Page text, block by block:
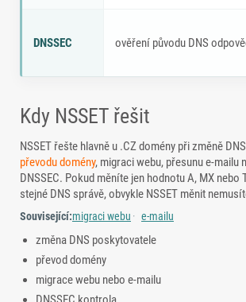
DNSSEC ověření původu DNS
Kdy NSSET řešit
NSSET řešte hlavně u .CZ domény při změně
převodu domény, migraci webu, přesunu e-mailu
DNSSEC. Pokud měníte jen hodnotu A, MX nebo
stejné DNS správě, obvykle NSSET měnit
Související:migraci webu e-mailu
změna DNS poskytovatele
převod domény
migrace webu nebo e-mailu